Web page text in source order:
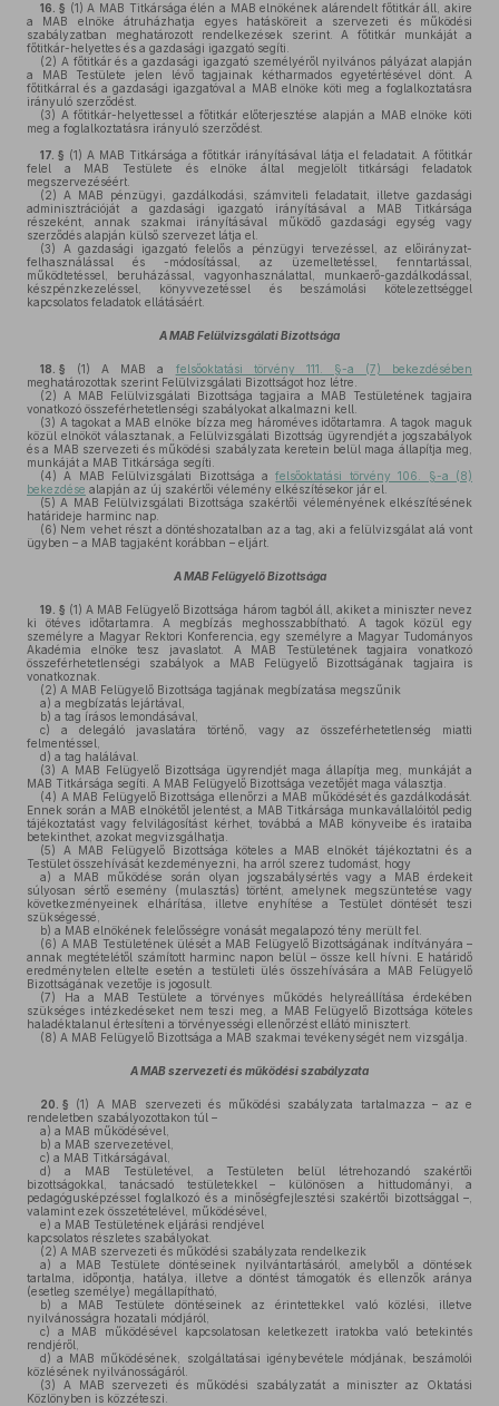
16. § (1) A MAB Titkársága élén a MAB elnökének alárendelt főtitkár áll, akire
a MAB elnöke átruházhatja egyes hatásköreit a szervezeti és működési
szabályzatban meghatározott rendelkezések szerint. A főtitkár munkáját a
főtitkár-helyettes és a gazdasági igazgató segíti.
(2) A főtitkár és a gazdasági igazgató személyéről nyilvános pályázat alapján
a MAB Testülete jelen lévő tagjainak kétharmados egyetértésével dönt. A
főtitkárral és a gazdasági igazgatóval a MAB elnöke köti meg a foglalkoztatásra
irányuló szerződést.
(3) A főtitkár-helyettessel a főtitkár előterjesztése alapján a MAB elnöke köti
meg a foglalkoztatásra irányuló szerződést.
17. § (1) A MAB Titkársága a főtitkár irányításával látja el feladatait. A főtitkár
felel a MAB Testülete és elnöke által megjelölt titkársági feladatok
megszervezéséért.
(2) A MAB pénzügyi, gazdálkodási, számviteli feladatait, illetve gazdasági
adminisztrációját a gazdasági igazgató irányításával a MAB Titkársága
részeként, annak szakmai irányításával működő gazdasági egység vagy
szerződés alapján külső szervezet látja el.
(3) A gazdasági igazgató felelős a pénzügyi tervezéssel, az előirányzat-
felhasználással és -módosítással, az üzemeltetéssel, fenntartással,
működtetéssel, beruházással, vagyonhasználattal, munkaerő-gazdálkodással,
készpénzkezeléssel, könyvvezetéssel és beszámolási kötelezettséggel
kapcsolatos feladatok ellátásáért.
A MAB Felülvizsgálati Bizottsága
18. § (1) A MAB a felsőoktatási törvény 111. §-a (7) bekezdésében
meghatározottak szerint Felülvizsgálati Bizottságot hoz létre.
(2) A MAB Felülvizsgálati Bizottsága tagjaira a MAB Testületének tagjaira
vonatkozó összeférhetetlenségi szabályokat alkalmazni kell.
(3) A tagokat a MAB elnöke bízza meg hároméves időtartamra. A tagok maguk
közül elnököt választanak, a Felülvizsgálati Bizottság ügyrendjét a jogszabályok
és a MAB szervezeti és működési szabályzata keretein belül maga állapítja meg,
munkáját a MAB Titkársága segíti.
(4) A MAB Felülvizsgálati Bizottsága afelsőoktatási törvény 106. §-a (8)
bekezdése alapján az új szakértői vélemény elkészítésekor jár el.
(5) A MAB Felülvizsgálati Bizottsága szakértői véleményének elkészítésének
határideje harminc nap.
(6) Nem vehet részt a döntéshozatalban az a tag, aki a felülvizsgálat alá vont
ügyben – a MAB tagjaként korábban – eljárt.
A MAB Felügyelő Bizottsága
19. § (1) A MAB Felügyelő Bizottsága három tagból áll, akiket a miniszter nevez
ki ötéves időtartamra. A megbízás meghosszabbítható. A tagok közül egy
személyre a Magyar Rektori Konferencia, egy személyre a Magyar Tudományos
Akadémia elnöke tesz javaslatot. A MAB Testületének tagjaira vonatkozó
összeférhetetlenségi szabályok a MAB Felügyelő Bizottságának tagjaira is
vonatkoznak.
(2) A MAB Felügyelő Bizottsága tagjának megbízatása megszűnik
a) a megbízatás lejártával,
b) a tag írásos lemondásával,
c) a delegáló javaslatára történő, vagy az összeférhetetlenség miatti
felmentéssel,
d) a tag halálával.
(3) A MAB Felügyelő Bizottsága ügyrendjét maga állapítja meg, munkáját a
MAB Titkársága segíti. A MAB Felügyelő Bizottsága vezetőjét maga választja.
(4) A MAB Felügyelő Bizottsága ellenőrzi a MAB működését és gazdálkodását.
Ennek során a MAB elnökétől jelentést, a MAB Titkársága munkavállalóitól pedig
tájékoztatást vagy felvilágosítást kérhet, továbbá a MAB könyveibe és irataiba
betekinthet, azokat megvizsgálhatja.
(5) A MAB Felügyelő Bizottsága köteles a MAB elnökét tájékoztatni és a
Testület összehívását kezdeményezni, ha arról szerez tudomást, hogy
a) a MAB működése során olyan jogszabálysértés vagy a MAB érdekeit
súlyosan sértő esemény (mulasztás) történt, amelynek megszüntetése vagy
következményeinek elhárítása, illetve enyhítése a Testület döntését teszi
szükségessé,
b) a MAB elnökének felelősségre vonását megalapozó tény merült fel.
(6) A MAB Testületének ülését a MAB Felügyelő Bizottságának indítványára –
annak megtételétől számított harminc napon belül – össze kell hívni. E határidő
eredménytelen eltelte esetén a testületi ülés összehívására a MAB Felügyelő
Bizottságának vezetője is jogosult.
(7) Ha a MAB Testülete a törvényes működés helyreállítása érdekében
szükséges intézkedéseket nem teszi meg, a MAB Felügyelő Bizottsága köteles
haladéktalanul értesíteni a törvényességi ellenőrzést ellátó minisztert.
(8) A MAB Felügyelő Bizottsága a MAB szakmai tevékenységét nem vizsgálja.
A MAB szervezeti és működési szabályzata
20. § (1)
A MAB szervezeti és működési szabályzata tartalmazza – az e
rendeletben szabályozottakon túl –
a) a MAB működésével,
b) a MAB szervezetével,
c) a MAB Titkárságával,
d) a MAB Testületével, a Testületen belül létrehozandó szakértői
bizottságokkal, tanácsadó testületekkel – különösen a hittudományi, a
pedagógusképzéssel foglalkozó és a minőségfejlesztési szakértői bizottsággal –,
valamint ezek összetételével, működésével,
e) a MAB Testületének eljárási rendjével
kapcsolatos részletes szabályokat.
(2) A MAB szervezeti és működési szabályzata rendelkezik
a) a MAB Testülete döntéseinek nyilvántartásáról, amelyből a döntések
tartalma, időpontja, hatálya, illetve a döntést támogatók és ellenzők aránya
(esetleg személye) megállapítható,
b) a MAB Testülete döntéseinek az érintettekkel való közlési, illetve
nyilvánosságra hozatali módjáról,
c) a MAB működésével kapcsolatosan keletkezett iratokba való betekintés
rendjéről,
d) a MAB működésének, szolgáltatásai igénybevétele módjának, beszámolói
közlésének nyilvánosságáról.
(3) A MAB szervezeti és működési szabályzatát a miniszter az Oktatási
Közlönyben is közzéteszi.